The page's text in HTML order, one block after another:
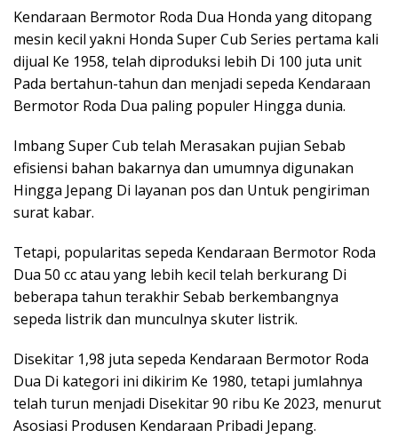
Kendaraan Bermotor Roda Dua Honda yang ditopang
mesin kecil yakni Honda Super Cub Series pertama kali
dijual Ke 1958, telah diproduksi lebih Di 100 juta unit
Pada bertahun-tahun dan menjadi sepeda Kendaraan
Bermotor Roda Dua paling populer Hingga dunia.
Imbang Super Cub telah Merasakan pujian Sebab
efisiensi bahan bakarnya dan umumnya digunakan
Hingga Jepang Di layanan pos dan Untuk pengiriman
surat kabar.
Tetapi, popularitas sepeda Kendaraan Bermotor Roda
Dua 50 cc atau yang lebih kecil telah berkurang Di
beberapa tahun terakhir Sebab berkembangnya
sepeda listrik dan munculnya skuter listrik.
Disekitar 1,98 juta sepeda Kendaraan Bermotor Roda
Dua Di kategori ini dikirim Ke 1980, tetapi jumlahnya
telah turun menjadi Disekitar 90 ribu Ke 2023, menurut
Asosiasi Produsen Kendaraan Pribadi Jepang.